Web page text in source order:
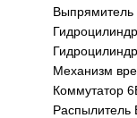
Выпрямитель
Механизм
Коммутатор